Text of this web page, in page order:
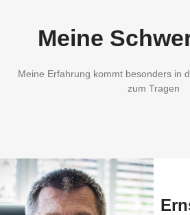
Meine
Meine Erfahrung kommt besonders in
zum Tragen